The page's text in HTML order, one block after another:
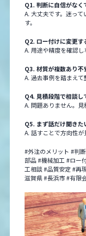
Q1. 判断に自信がなく
A. 大丈夫です。迷っ
す。
Q2. ロー付けに変更す
A. 用途や精度を確認し
Q3. 材質が複数あり不
A. 過去事例を踏まえて
Q4. 見積段階で相談し
A. 問題ありません。見
Q5. まず話だけ聞きた
A. 話すことで方向性が
#外注のメリット #判
部品 #機械加工 #ロー
工相談 #品質安定 #再
滋賀県 #長浜市 #有限